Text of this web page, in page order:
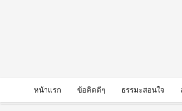
หน้าแรก ข้อคิดดีๆ ธรรมะสอนใจ